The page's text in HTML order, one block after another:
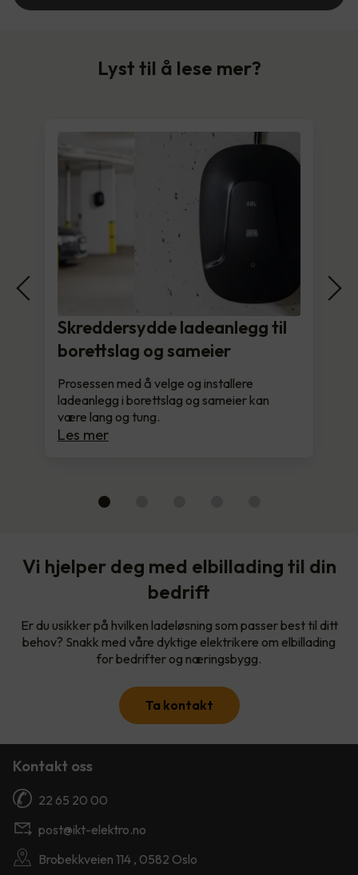
Lyst til å lese mer?
Skreddersydde ladeanlegg til
borettslag og sameier
Prosessen med å velge og installere
ladeanlegg i borettslag og sameier kan
være lang og tung.
Les mer
Vi hjelper deg med elbillading til din
bedrift
Er du usikker på hvilken ladeløsning som passer best til ditt
behov? Snakk med våre dyktige elektrikere om elbillading
for bedrifter og næringsbygg.
Ta kontakt
Kontakt oss
22 65 20 00
post@ikt-elektro.no
Brobekkveien 114 , 0582 Oslo